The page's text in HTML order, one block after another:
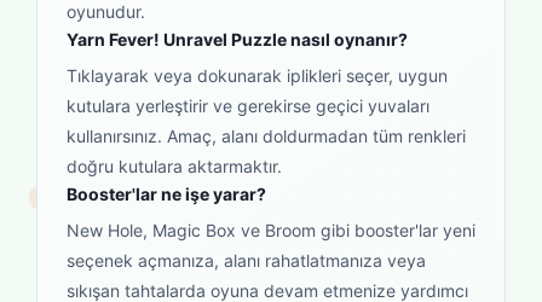
oyunudur.
Yarn Fever! Unravel Puzzle nasıl oynanır?
Tıklayarak veya dokunarak iplikleri seçer, uygun
kutulara yerleştirir ve gerekirse geçici yuvaları
kullanırsınız. Amaç, alanı doldurmadan tüm renkleri
doğru kutulara aktarmaktır.
Booster'lar ne işe yarar?
New Hole, Magic Box ve Broom gibi booster'lar yeni
seçenek açmanıza, alanı rahatlatmanıza veya
sıkışan tahtalarda oyuna devam etmenize yardımcı